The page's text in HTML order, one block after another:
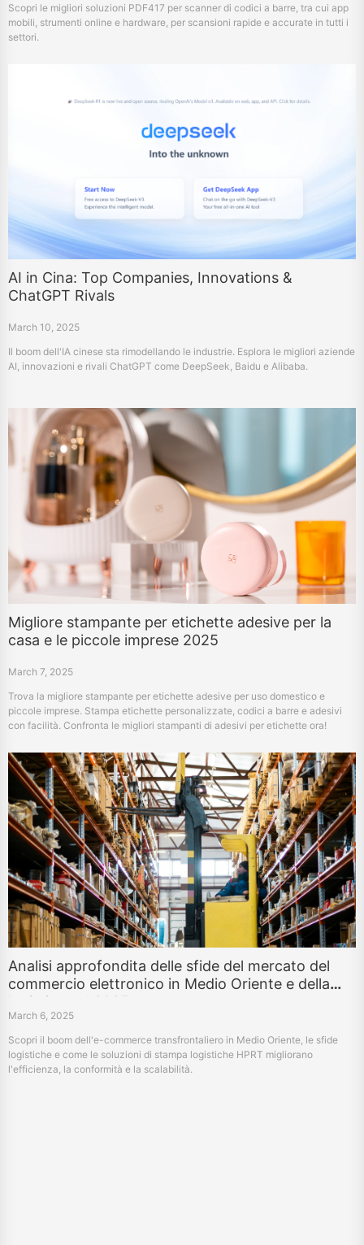
Scopri le migliori soluzioni PDF417 per scanner di codici a barre, tra cui app
mobili, strumenti online e hardware, per scansioni rapide e accurate in tutti i
settori.
AI in Cina: Top Companies, Innovations &
ChatGPT Rivals
March 10, 2025
Il boom dell'IA cinese sta rimodellando le industrie. Esplora le migliori aziende
AI, innovazioni e rivali ChatGPT come DeepSeek, Baidu e Alibaba.
Migliore stampante per etichette adesive per la
casa e le piccole imprese 2025
March 7, 2025
Trova la migliore stampante per etichette adesive per uso domestico e
piccole imprese. Stampa etichette personalizzate, codici a barre e adesivi
con facilità. Confronta le migliori stampanti di adesivi per etichette ora!
Analisi approfondita delle sfide del mercato del
commercio elettronico in Medio Oriente e della
logistica nel 2025
March 6, 2025
Scopri il boom dell'e-commerce transfrontaliero in Medio Oriente, le sfide
logistiche e come le soluzioni di stampa logistiche HPRT migliorano
l'efficienza, la conformità e la scalabilità.